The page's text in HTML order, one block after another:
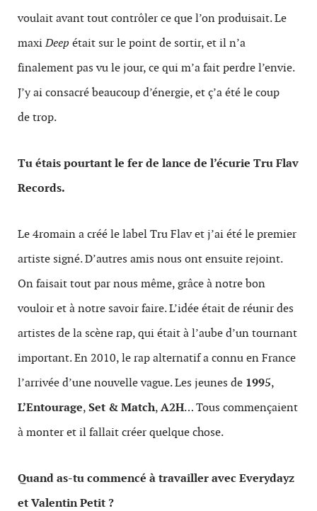
voulait avant tout contrôler ce que l’on produisait. Le
maxiDeep était sur le point de sortir, et il n’a
finalement pas vu le jour, ce qui m’a fait perdre l’envie.
J’y ai consacré beaucoup d’énergie, et ç’a été le coup
de trop.
Tu étais pourtant le fer de lance de l’écurie Tru Flav
Records.
Le 4romain a créé le label Tru Flav et j’ai été le premier
artiste signé. D’autres amis nous ont ensuite rejoint.
On faisait tout par nous même, grâce à notre bon
vouloir et à notre savoir faire. L’idée était de réunir des
artistes de la scène rap, qui était à l’aube d’un tournant
important. En 2010, le rap alternatif a connu en France
l’arrivée d’une nouvelle vague. Les jeunes de 1995,
L’Entourage,Set & Match,A2H… Tous commençaient
à monter et il fallait créer quelque chose.
Quand as-tu commencé à travailler avec Everydayz
et Valentin Petit ?